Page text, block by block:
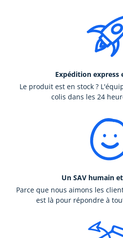
Expédition express
Le produit est en stock ?
colis dans les 24
Un SAV humain
Parce que nous aimons les
est là pour répondre à